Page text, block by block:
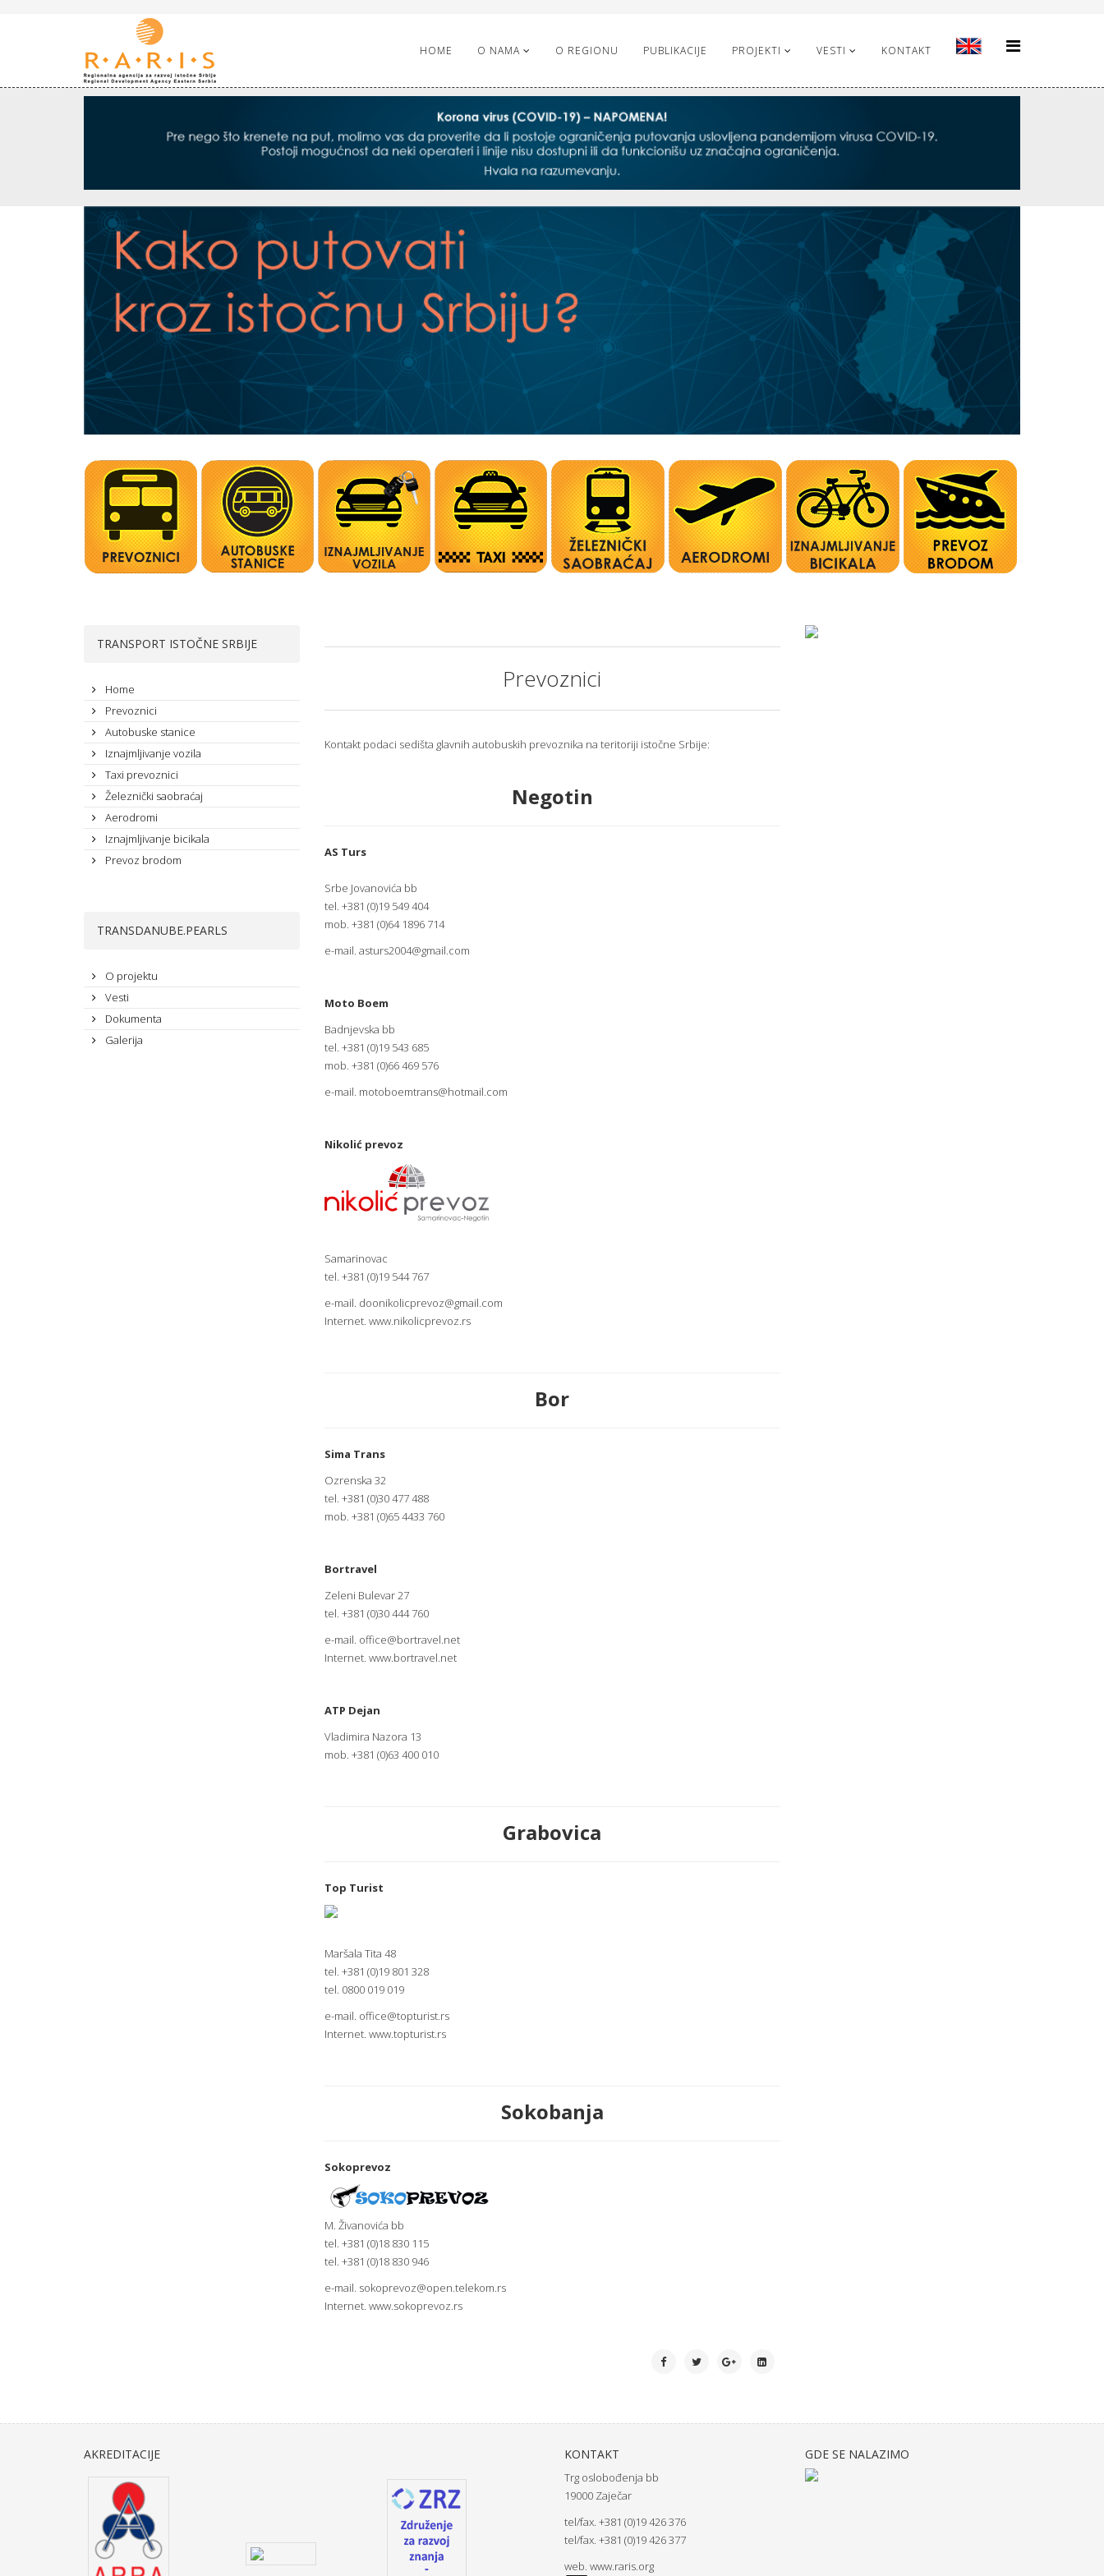
HOME O NAMA O REGIONU PUBLIKACIJE PROJEKTI VESTI KONTAKT
TRANSPORT ISTOČNE SRBIJE
Home
Prevoznici
Autobuske stanice
Iznajmljivanje vozila
Taxi prevoznici
Železnički saobraćaj
Aerodromi
Iznajmljivanje bicikala
Prevoz brodom
TRANSDANUBE.PEARLS
O projektu
Vesti
Dokumenta
Galerija
Prevoznici
Kontakt podaci sedišta glavnih autobuskih prevoznika na teritoriji istočne Srbije:
Negotin
AS Turs
Srbe Jovanovića bb
tel. +381 (0)19 549 404
mob. +381 (0)64 1896 714
e-mail. asturs2004@gmail.com
Moto Boem
Badnjevska bb
tel. +381 (0)19 543 685
mob. +381 (0)66 469 576
e-mail. motoboemtrans@hotmail.com
Nikolić prevoz
Samarinovac
tel. +381 (0)19 544 767
e-mail. doonikolicprevoz@gmail.com
Internet. www.nikolicprevoz.rs
Bor
Sima Trans
Ozrenska 32
tel. +381 (0)30 477 488
mob. +381 (0)65 4433 760
Bortravel
Zeleni Bulevar 27
tel. +381 (0)30 444 760
e-mail. office@bortravel.net
Internet. www.bortravel.net
ATP Dejan
Vladimira Nazora 13
mob. +381 (0)63 400 010
Grabovica
Top Turist
Maršala Tita 48
tel. +381 (0)19 801 328
tel. 0800 019 019
e-mail. office@topturist.rs
Internet. www.topturist.rs
Sokobanja
Sokoprevoz
M. Živanovića bb
tel. +381 (0)18 830 115
tel. +381 (0)18 830 946
e-mail. sokoprevoz@open.telekom.rs
Internet. www.sokoprevoz.rs
AKREDITACIJE KONTAKT
Trg oslobođenja bb
19000 Zaječar
tel/fax. +381 (0)19 426 376
tel/fax. +381 (0)19 426 377
web. www.raris.org
GDE SE NALAZIMO